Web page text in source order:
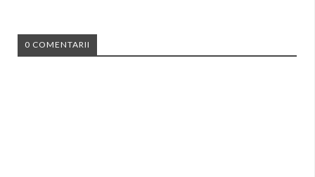
0 COMENTARII